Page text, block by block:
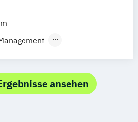
ansehen